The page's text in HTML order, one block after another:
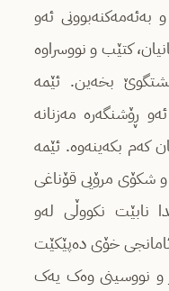
بەئەمەکنەبوونی ئەو
کتێب و نووسراوە
بخەین. ئێمە
ڕۆشنگەرە مەزنانە
کەم بکەینەوە. ئێمە
و شکۆی مرۆیی قۆناغی
نابێت نکووڵی لەو
ئامانجی خۆی دەپێکێت
و نووسینی وەک یەک